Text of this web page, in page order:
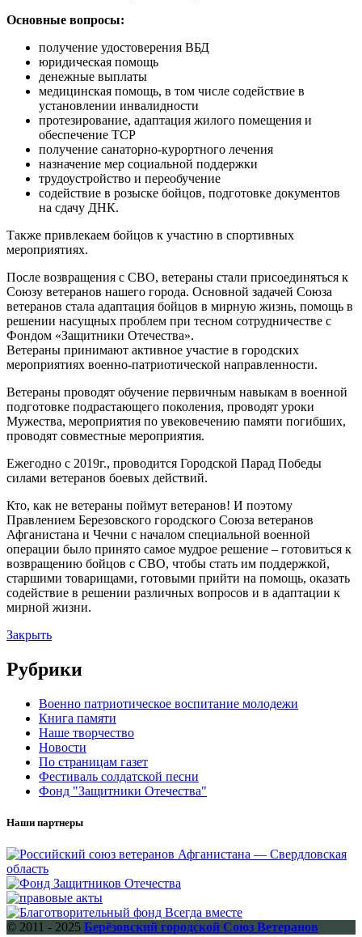
Основные вопросы:
получение удостоверения ВБД
юридическая помощь
денежные выплаты
медицинская помощь, в том числе содействие в
установлении инвалидности
протезирование, адаптация жилого помещения и
обеспечение ТСР
получение санаторно-курортного лечения
назначение мер социальной поддержки
трудоустройство и переобучение
содействие в розыске бойцов, подготовке документов
на сдачу ДНК.
Также привлекаем бойцов к участию в спортивных
мероприятиях.
После возвращения с СВО, ветераны стали присоединяться к
Союзу ветеранов нашего города. Основной задачей Союза
ветеранов стала адаптация бойцов в мирную жизнь, помощь в
решении насущных проблем при тесном сотрудничестве с
Фондом «Защитники Отечества».
Ветераны принимают активное участие в городских
мероприятиях военно-патриотической направленности.
Ветераны проводят обучение первичным навыкам в военной
подготовке подрастающего поколения, проводят уроки
Мужества, мероприятия по увековечению памяти погибших,
проводят совместные мероприятия.
Ежегодно с 2019г., проводится Городской Парад Победы
силами ветеранов боевых действий.
Кто, как не ветераны поймут ветеранов! И поэтому
Правлением Березовского городского Союза ветеранов
Афганистана и Чечни с началом специальной военной
операции было принято самое мудрое решение – готовиться к
возвращению бойцов с СВО, чтобы стать им поддержкой,
старшими товарищами, готовыми прийти на помощь, оказать
содействие в решении различных вопросов и в адаптации к
мирной жизни.
Закрыть
Рубрики
Военно патриотическое воспитание молодежи
Книга памяти
Наше творчество
Новости
По страницам газет
Фестиваль солдатской песни
Фонд "Защитники Отечества"
Наши партнеры
© 2011 - 2025 Берёзовский городской Союз Ветеранов